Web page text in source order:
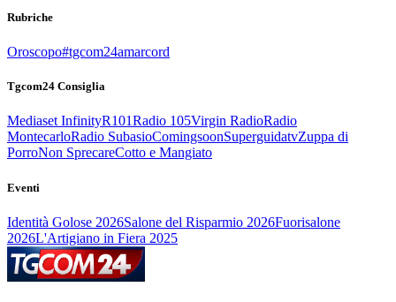
Rubriche
Oroscopo#tgcom24amarcord
Tgcom24 Consiglia
Mediaset InfinityR101Radio 105Virgin RadioRadio
MontecarloRadio SubasioComingsoonSuperguidatvZuppa di
PorroNon SprecareCotto e Mangiato
Eventi
Identità Golose 2026Salone del Risparmio 2026Fuorisalone
2026L'Artigiano in Fiera 2025